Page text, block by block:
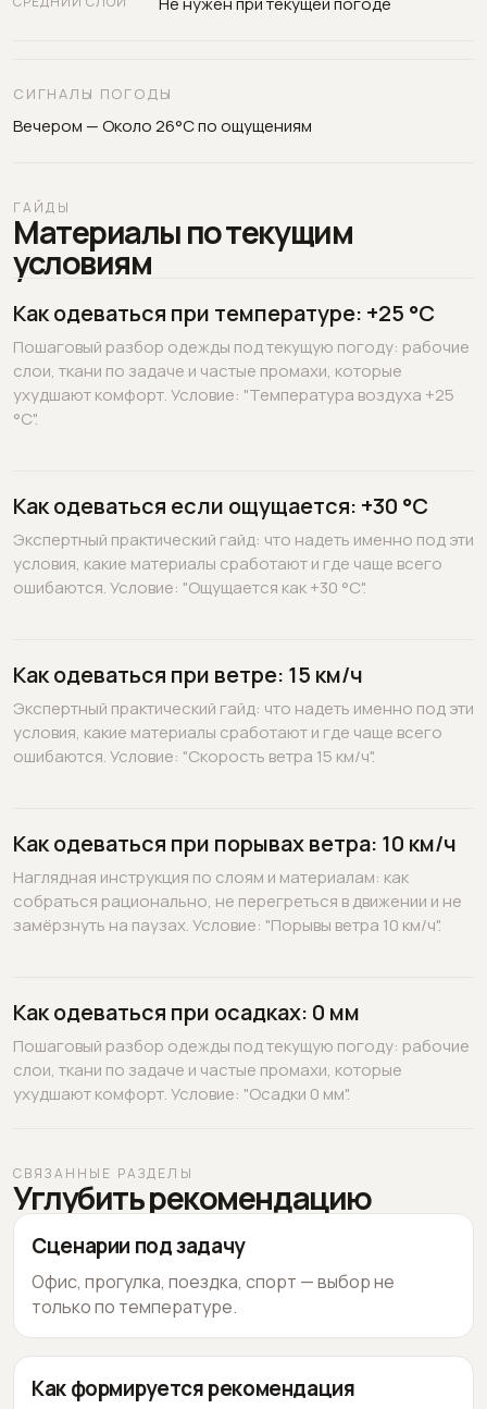
СИГНАЛЫ ПОГОДЫ
Вечером — Около 26°C по ощущениям
ГАЙДЫ
Материалы по текущим
условиям
Как одеваться при температуре: +25 °C
Пошаговый разбор одежды под текущую погоду: рабочие
слои, ткани по задаче и частые промахи, которые
ухудшают комфорт. Условие: "Температура воздуха +25
°C".
Как одеваться если ощущается: +30 °C
Экспертный практический гайд: что надеть именно под эти
условия, какие материалы сработают и где чаще всего
ошибаются. Условие: "Ощущается как +30 °C".
Как одеваться при ветре: 15 км/ч
Экспертный практический гайд: что надеть именно под эти
условия, какие материалы сработают и где чаще всего
ошибаются. Условие: "Скорость ветра 15 км/ч".
Как одеваться при порывах ветра: 10 км/ч
Наглядная инструкция по слоям и материалам: как
собраться рационально, не перегреться в движении и не
замёрзнуть на паузах. Условие: "Порывы ветра 10 км/ч".
Как одеваться при осадках: 0 мм
Пошаговый разбор одежды под текущую погоду: рабочие
слои, ткани по задаче и частые промахи, которые
ухудшают комфорт. Условие: "Осадки 0 мм".
СВЯЗАННЫЕ РАЗДЕЛЫ
Углубить рекомендацию
Сценарии под задачу
Офис, прогулка, поездка, спорт — выбор не
только по температуре.
Как формируется рекомендация